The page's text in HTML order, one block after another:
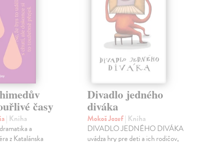
časy
| Kniha
a
z Katalánska
Divadlo jedného
diváka
Mokoš Jozef| Kniha
DIVADLO JEDNÉHO DIVÁKA
uvádza hry pre deti a ich rodičov,